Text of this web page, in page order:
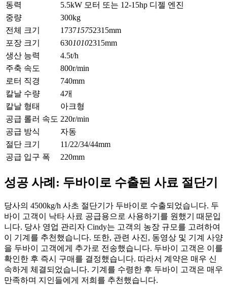
동력
5.5kW 모터 또는 12-15hp 디젤 엔진
중량
300kg
전체 크기
173715752315mm
포장 크기
63010102315mm
생산 능력
4.5t/h
주축 속도
800r/min
로터 직경
740mm
칼날 수량
4개
칼날 형태
아크형
공급 롤러 속도 220r/min
공급 방식
자동
절단 크기
11/22/34/44mm
공급 입구 폭
220mm
성공 사례: 두바이로 수출된 사료 절단기
당사의 4500kg/h 사초 절단기가 두바이로 수출되었습니다. 두
바이 고객이 낙타 사료 공급용으로 사용하기를 원했기 때문입
니다. 당사 영업 관리자 Cindy는 고객의 농장 규모를 고려하여
이 기계를 추천했습니다. 또한, 관련 사진, 동영상 및 기계 사양
을 두바이 고객에게 추가로 전송했습니다. 두바이 고객은 이를
확인한 후 즉시 구매를 결정했습니다. 따라서 계약은 매우 신
속하게 체결되었습니다. 기계를 수령한 후 두바이 고객은 매우
만족하며 지인들에게 저희를 추천했습니다.